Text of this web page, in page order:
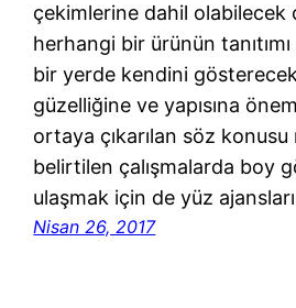
çekimlerine dahil olabilecek
herhangi bir ürünün
bir yerde kendini
güzelliğine ve yapısına
ortaya çıkarılan söz konusu
belirtilen çalışmalarda boy
ulaşmak için de yüz
Nisan 26, 2017